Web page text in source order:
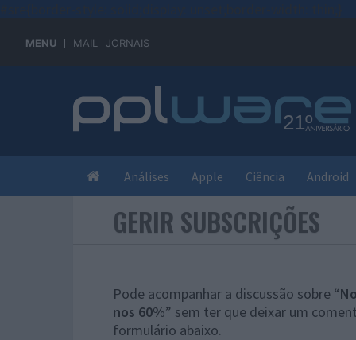
MENU MAIL JORNAIS
Análises Apple Ciência Android
GERIR SUBSCRIÇÕES
Pode acompanhar a discussão sobre “
nos 60%” sem ter que deixar um
formulário abaixo.